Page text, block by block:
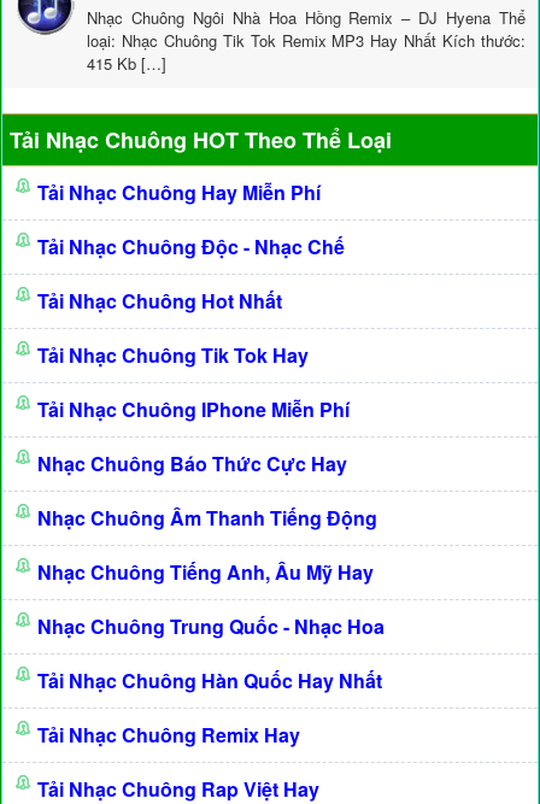
Nhạc Chuông Ngôi Nhà Hoa Hồng Remix – DJ Hyena Thể
loại: Nhạc Chuông Tik Tok Remix MP3 Hay Nhất Kích thước:
415 Kb […]
Tải Nhạc Chuông HOT Theo Thể Loại
Tải Nhạc Chuông Hay Miễn Phí
Tải Nhạc Chuông Độc - Nhạc Chế
Tải Nhạc Chuông Hot Nhất
Tải Nhạc Chuông Tik Tok Hay
Tải Nhạc Chuông IPhone Miễn Phí
Nhạc Chuông Báo Thức Cực Hay
Nhạc Chuông Âm Thanh Tiếng Động
Nhạc Chuông Tiếng Anh, Âu Mỹ Hay
Nhạc Chuông Trung Quốc - Nhạc Hoa
Tải Nhạc Chuông Hàn Quốc Hay Nhất
Tải Nhạc Chuông Remix Hay
Tải Nhạc Chuông Rap Việt Hay